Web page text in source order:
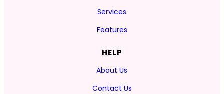
Services
Features
HELP
About Us
Contact Us